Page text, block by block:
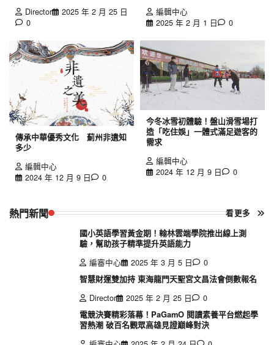
Director
2025 年 2 月 25 日
0
編輯中心
2025 年 2 月 1 日
0
傳承中華優秀文化 薊州非遺知
多少
編輯中心
2024 年 12 月 9 日
0
今冬冰雪初體驗！盤山滑雪場打
造「吃住娛」一體式滿足遊客的
需求
編輯中心
2024 年 12 月 9 日
0
熱門新聞 看更多
國小英語學習黃金期！翰林雲端學院推出線上測
驗，幫助孩子精準提升英語能力
編審中心
2025 年 3 月 5 日
0
智慧財運雙加持 東海龍門天聖宮文昌法會倒數報名
Director
2025 年 2 月 25 日
0
電競決賽精彩落幕！PaGamO 閱讀素養平台燃起學
習熱潮 破百名觀眾高雄見證巔峰對決